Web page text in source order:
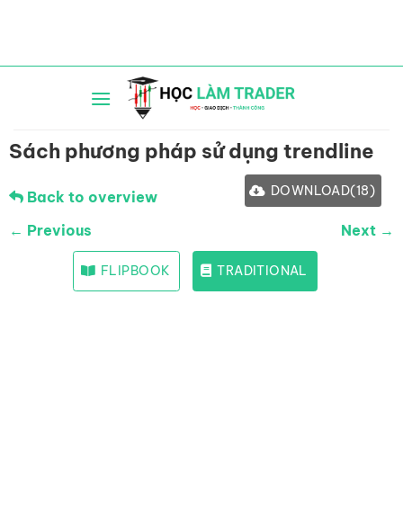
dung
Sách phương pháp sử dụng trendline
Back to overview DOWNLOAD(18)
← Previous Next →
FLIPBOOK TRADITIONAL